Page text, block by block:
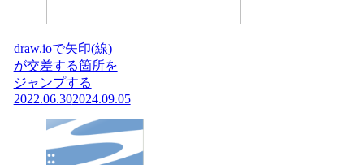
draw.ioで矢印(線)
が交差する箇所を
ジャンプする
2022.06.302024.09.05